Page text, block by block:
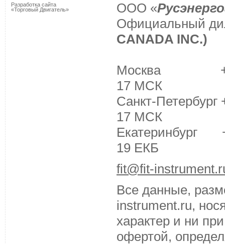
Разработка сайта
«Торговый Двигатель»
ООО «
Официальный
CANADA INC.)
Москва +7
17 МСК
Санкт-
17 МСК
Екатеринбург
19 ЕКБ
fit@fit-
Все данные,
instrument.ru,
характер и ни
офертой,